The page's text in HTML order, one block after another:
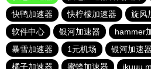
快鸭加速器
快柠檬加速器 旋风
软件中心
银河加速器 hammer
暴雪加速器
1元机场 银河加速器
橘子加速器
蜜蜂加速器